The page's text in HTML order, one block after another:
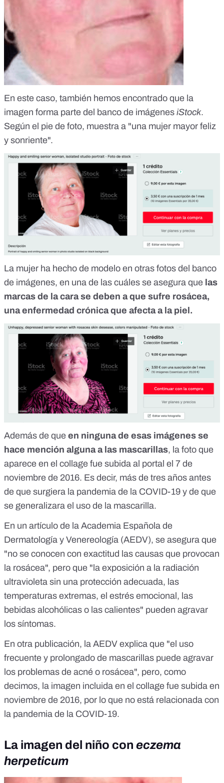
En este caso, también hemos encontrado que la
imagen forma parte del banco de imágenes iStock.
Según el pie de foto, muestra a "una mujer mayor feliz
y sonriente".
La mujer ha hecho de modelo en otras fotos del banco
de imágenes, en una de las cuáles se asegura que las
marcas de la cara se deben a que sufre rosácea,
una enfermedad crónica que afecta a la piel.
Además de que en ninguna de esas imágenes se
hace mención alguna a las mascarillas, la foto que
aparece en el collage fue subida al portal el 7 de
noviembre de 2016. Es decir, más de tres años antes
de que surgiera la pandemia de la COVID-19 y de que
se generalizara el uso de la mascarilla.
En un artículo de la Academia Española de
Dermatología y Venereología (AEDV), se asegura que
"no se conocen con exactitud las causas que provocan
la rosácea", pero que "la exposición a la radiación
ultravioleta sin una protección adecuada, las
temperaturas extremas, el estrés emocional, las
bebidas alcohólicas o las calientes" pueden agravar
los síntomas.
En otra publicación, la AEDV explica que "el uso
frecuente y prolongado de mascarillas puede agravar
los problemas de acné o rosácea", pero, como
decimos, la imagen incluida en el collage fue subida en
noviembre de 2016, por lo que no está relacionada con
la pandemia de la COVID-19.
La imagen del niño con eczema
herpeticum